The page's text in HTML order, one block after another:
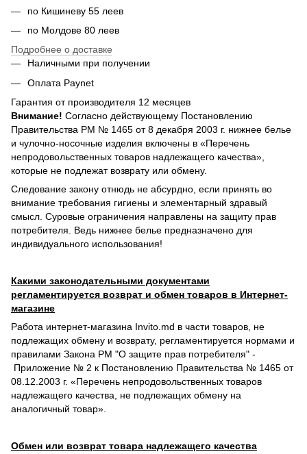
по Кишиневу 55 леев
по Молдове 80 леев
Подробнее о доставке
Наличными при получении
Оплата Paynet
Гарантия от производителя 12 месяцев
Внимание! Согласно действующему Постановлению
Правительства РМ № 1465 от 8 декабря 2003 г. нижнее белье
и чулочно-носочные изделия включены в «Перечень
непродовольственных товаров надлежащего качества»,
которые не подлежат возврату или обмену.
Следование закону отнюдь не абсурдно, если принять во
внимание требования гигиены и элементарный здравый
смысл. Суровые ограничения направлены на защиту прав
потребителя. Ведь нижнее белье предназначено для
индивидуального использования!
Какими законодательными документами
регламентируется возврат и обмен товаров в Интернет-
магазине
Работа интернет-магазина Invito.md в части товаров, не
подлежащих обмену и возврату, регламентируется нормами и
правилами Закона РМ "О защите прав потребителя" -
Приложение № 2 к Постановлению Правительства № 1465 от
08.12.2003 г. «Перечень непродовольственных товаров
надлежащего качества, не подлежащих обмену на
аналогичный товар».
Обмен или возврат товара надлежащего качества